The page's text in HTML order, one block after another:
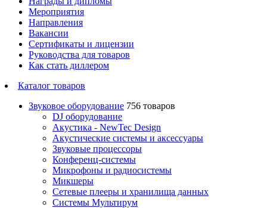
Мероприятия
Направления
Вакансии
Сертификаты и лицензии
Руководства для товаров
Как стать диллером
Каталог товаров
Звуковое оборудование 756 товаров
DJ оборудование
Акустика - NewTec Design
Акустические системы и аксессуары
Звуковые процессоры
Конференц-системы
Микрофоны и радиосистемы
Микшеры
Сетевые плееры и хранилища данных
Системы Мультирум